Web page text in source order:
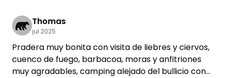
Thomas
jul 2025
Pradera muy bonita con visita de liebres y ciervos,
cuenco de fuego, barbacoa, moras y anfitriones
muy agradables, camping alejado del bullicio con